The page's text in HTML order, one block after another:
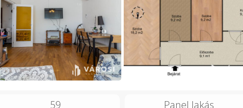
59 Panel lakás